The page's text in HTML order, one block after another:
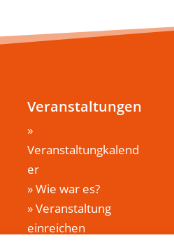
Veranstaltungen
»
Veranstaltungkalend
er
»Wie war es?
»Veranstaltung
einreichen